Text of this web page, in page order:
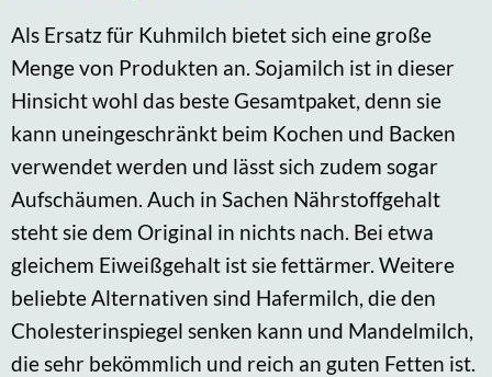
Als Ersatz für Kuhmilch bietet sich eine große
Menge von Produkten an. Sojamilch ist in dieser
Hinsicht wohl das beste Gesamtpaket, denn sie
kann uneingeschränkt beim Kochen und Backen
verwendet werden und lässt sich zudem sogar
Aufschäumen. Auch in Sachen Nährstoffgehalt
steht sie dem Original in nichts nach. Bei etwa
gleichem Eiweißgehalt ist sie fettärmer. Weitere
beliebte Alternativen sind Hafermilch, die den
Cholesterinspiegel senken kann und Mandelmilch,
die sehr bekömmlich und reich an guten Fetten ist.